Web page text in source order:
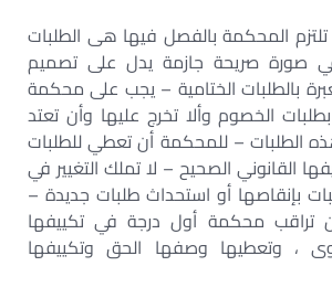
تلتزم المحكمة بالفصل فيها هى الطلبات
صورة صريحة جازمة يدل على تصميم
بالطلبات الختامية – يجب على محكمة
الخصوم وألا تخرج عليها وأن تعتد
الطلبات – للمحكمة أن تعطي للطلبات
القانوني الصحيح – لا تملك التغيير في
بإنقاصها أو استحداث طلبات جديدة –
تراقب محكمة أول درجة في تكييفها
، وتعطيها وصفها الحق وتكييفها